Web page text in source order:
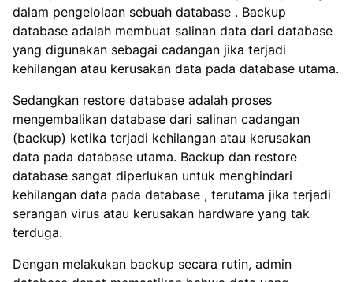
dalam pengelolaan sebuah database . Backup
database adalah membuat salinan data dari database
yang digunakan sebagai cadangan jika terjadi
kehilangan atau kerusakan data pada database utama.
Sedangkan restore database adalah proses
mengembalikan database dari salinan cadangan
(backup) ketika terjadi kehilangan atau kerusakan
data pada database utama. Backup dan restore
database sangat diperlukan untuk menghindari
kehilangan data pada database , terutama jika terjadi
serangan virus atau kerusakan hardware yang tak
terduga.
Dengan melakukan backup secara rutin, admin